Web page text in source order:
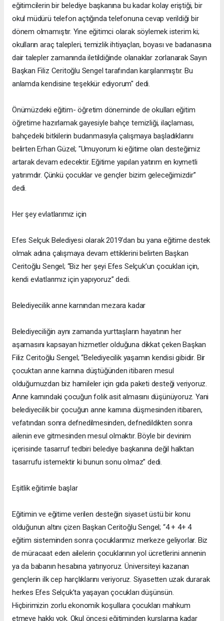
eğitimcilerin bir belediye başkanına bu kadar kolay eriştiği, bir
okul müdürü telefon açtığında telefonuna cevap verildiği bir
dönem olmamıştır. Yine eğitimci olarak söylemek isterim ki;
okulların araç talepleri, temizlik ihtiyaçları, boyası ve badanasına
dair talepler zamanında iletildiğinde olanaklar zorlanarak Sayın
Başkan Filiz Ceritoğlu Sengel tarafından karşılanmıştır. Bu
anlamda kendisine teşekkür ediyorum" dedi.
Önümüzdeki eğitim- öğretim döneminde de okulları eğitim
öğretime hazırlamak gayesiyle bahçe temizliği, ilaçlaması,
bahçedeki bitkilerin budanmasıyla çalışmaya başladıklarını
belirten Erhan Güzel; "Umuyorum ki eğitime olan desteğimiz
artarak devam edecektir. Eğitime yapılan yatırım en kıymetli
yatırımdır. Çünkü çocuklar ve gençler bizim geleceğimizdir”
dedi.
Her şey evlatlarımız için
Efes Selçuk Belediyesi olarak 2019’dan bu yana eğitime destek
olmak adına çalışmaya devam ettiklerini belirten Başkan
Ceritoğlu Sengel; “Biz her şeyi Efes Selçuk’un çocukları için,
kendi evlatlarımız için yapıyoruz” dedi.
Belediyecilik anne karnından mezara kadar
Belediyeciliğin aynı zamanda yurttaşların hayatının her
aşamasını kapsayan hizmetler olduğuna dikkat çeken Başkan
Filiz Ceritoğlu Sengel; “Belediyecilik yaşamın kendisi gibidir. Bir
çocuktan anne karnına düştüğünden itibaren mesul
olduğumuzdan biz hamileler için gıda paketi desteği veriyoruz.
Anne karnındaki çocuğun folik asit almasını düşünüyoruz. Yani
belediyecilik bir çocuğun anne karnına düşmesinden itibaren,
vefatından sonra defnedilmesinden, defnedildikten sonra
ailenin eve gitmesinden mesul olmaktır. Böyle bir devinim
içerisinde tasarruf tedbiri belediye başkanına değil halktan
tasarrufu istemektir ki bunun sonu olmaz” dedi.
Eşitlik eğitimle başlar
Eğitimin ve eğitime verilen desteğin siyaset üstü bir konu
olduğunun altını çizen Başkan Ceritoğlu Sengel; “4 + 4+ 4
eğitim sisteminden sonra çocuklarımız merkeze geliyorlar. Biz
de müracaat eden ailelerin çocuklarının yol ücretlerini annenin
ya da babanın hesabına yatırıyoruz. Üniversiteyi kazanan
gençlerin ilk cep harçlıklarını veriyoruz. Siyasetten uzak durarak
herkes Efes Selçuk’ta yaşayan çocukları düşünsün.
Hiçbirimizin zorlu ekonomik koşullara çocukları mahkum
etmeye hakkı yok. Okul öncesi eğitiminden kurslarına kadar